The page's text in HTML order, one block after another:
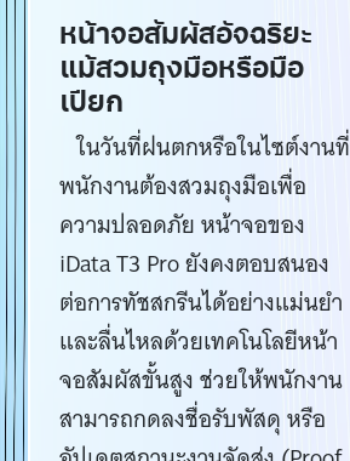
หน้าจอสัมผัสอัจฉริยะ
แม้สวมถุงมือหรือมือ
เปียก
ในวันที่ฝนตกหรือในไซต์งานที่
พนักงานต้องสวมถุงมือเพื่อ
ความปลอดภัย หน้าจอของ
iData T3 Pro ยังคงตอบสนอง
ต่อการทัชสกรีนได้อย่างแม่นยำ
และลื่นไหลด้วยเทคโนโลยีหน้า
จอสัมผัสขั้นสูง ช่วยให้พนักงาน
สามารถกดลงชื่อรับพัสดุ หรือ